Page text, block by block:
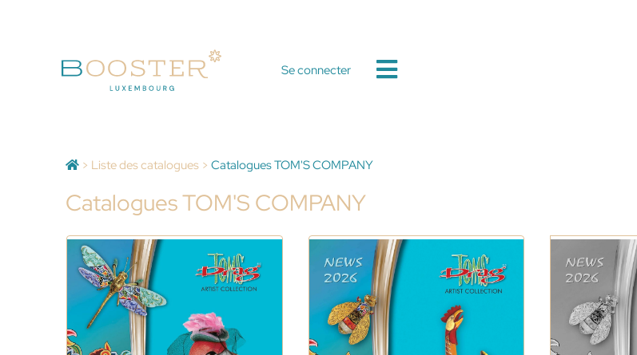
Se connecter
> Liste des catalogues >Catalogues TOM'S COMPANY
Catalogues TOM'S COMPANY